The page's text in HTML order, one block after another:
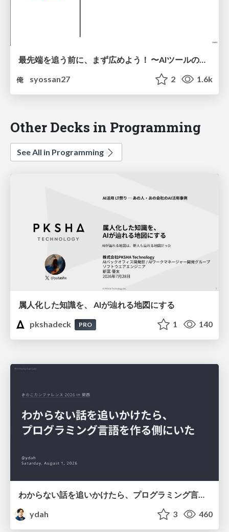
最先端を追う前に、まず広めよう！ 〜AIツールの普及活動のすすめ〜
syossan27
2 1.6k
Other Decks in Programming
See All in Programming
属人化した知識を、 AIが辿れる地図にする
pkshadeck
PRO 1 140
わからない話を追いかけたら、プログラミング言語を作る側にいた
ydah
3 460